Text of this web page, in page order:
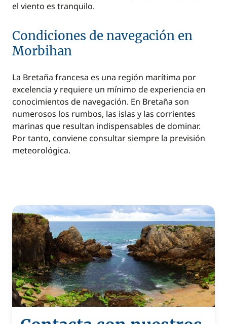
el viento es tranquilo.
Condiciones de navegación en
Morbihan
La Bretaña francesa es una región marítima por
excelencia y requiere un mínimo de experiencia en
conocimientos de navegación. En Bretaña son
numerosos los rumbos, las islas y las corrientes
marinas que resultan indispensables de dominar.
Por tanto, conviene consultar siempre la previsión
meteorológica.